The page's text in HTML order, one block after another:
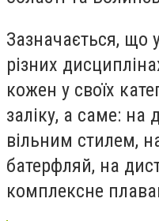
Зазначається, що
різних
кожен у своїх
заліку, а саме: на
вільним стилем,
батерфляй, на
комплексне